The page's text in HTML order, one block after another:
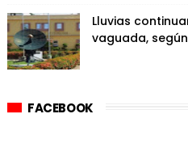
Lluvias
vaguada,
FACEBOOK